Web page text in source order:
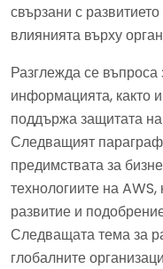
свързани с
влиянията върху
Разглежда се въпроса
информацията, както
поддържа защитата
Следващият
предимствата за
технологиите на
развитие и
Следващата тема за
глобалните